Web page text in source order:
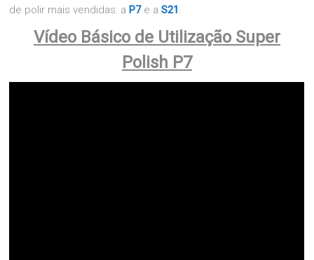
de polir mais vendidas: aP7e aS21.
Vídeo Básico de Utilização Super
Polish P7